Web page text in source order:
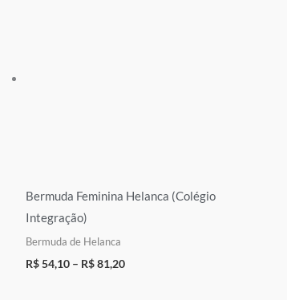
Bermuda Feminina Helanca (Colégio
Integração)
Bermuda de Helanca
R$54,10 – R$81,20